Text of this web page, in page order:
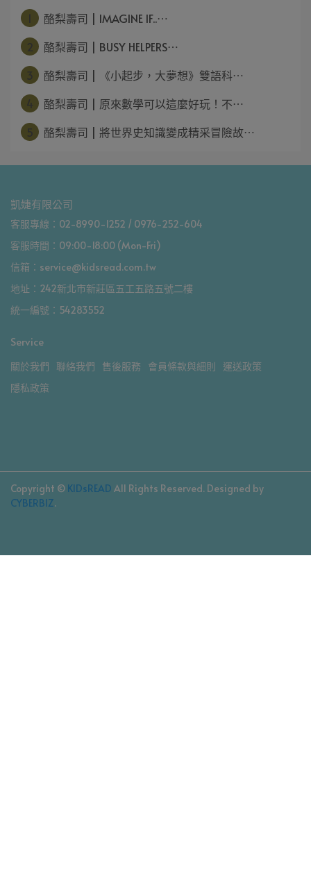
酪梨壽司 | IMAGINE IF..⋯
酪梨壽司 | BUSY HELPERS⋯
酪梨壽司 | 《小起步，大夢想》雙語科⋯
酪梨壽司 | 原來數學可以這麼好玩！不⋯
酪梨壽司 | 將世界史知識變成精采冒險故⋯
凱婕有限公司
客服專線：02-8990-1252 / 0976-252-604
客服時間：09:00-18:00 (Mon-Fri)
信箱：service@kidsread.com.tw
地址：242新北市新莊區五工五路五號二樓
統一編號：54283552
Service
關於我們 聯絡我們 售後服務 會員條款與細則
運送政策
隱私政策
Copyright © KIDsREAD All Rights Reserved. Designed by
CYBERBIZ.